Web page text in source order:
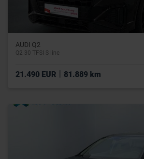
AUDI Q2
Q2 30 TFSI S line
21.490 EUR | 81.889 km